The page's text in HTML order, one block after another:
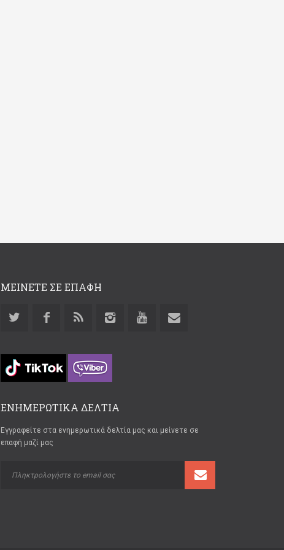
ΜΕΙΝΕΤΕ ΣΕ ΕΠΑΦΗ
ΕΝΗΜΕΡΩΤΙΚΑ ΔΕΛΤΙΑ
Εγγραφείτε στα ενημερωτικά δελτία μας και μείνετε σε
επαφή μαζί μας